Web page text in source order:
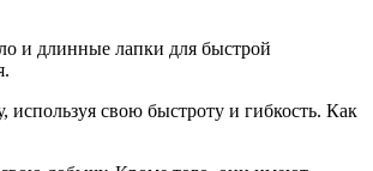
и длинные лапки для быстрой
свою быстроту и гибкость. Как